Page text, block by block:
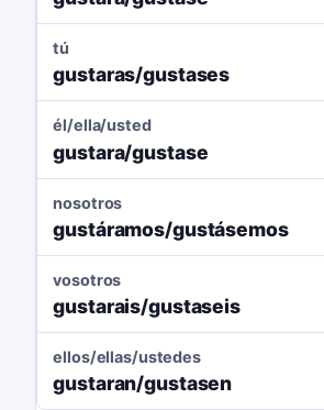
tú
gustaras/gustases
él/ella/usted
gustara/gustase
nosotros
gustáramos/gustásemos
vosotros
gustarais/gustaseis
ellos/ellas/ustedes
gustaran/gustasen